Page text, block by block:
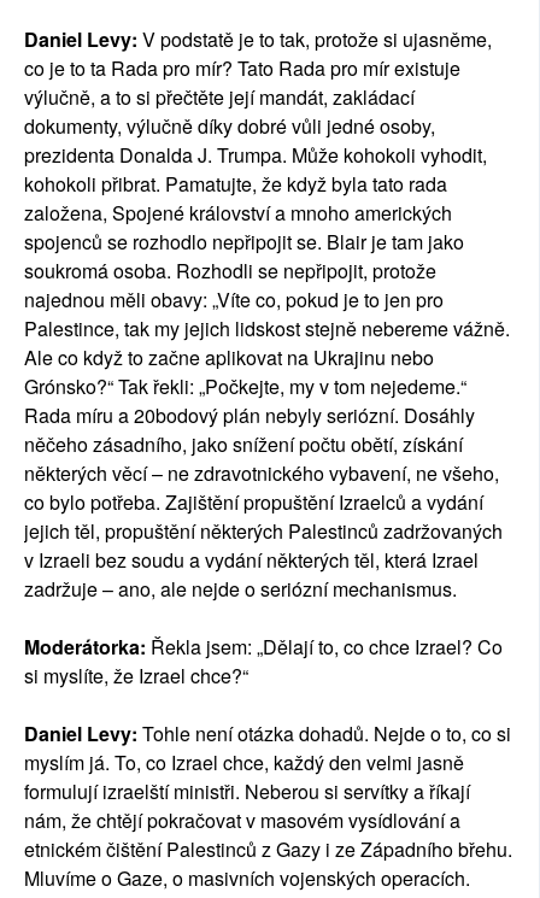
Daniel Levy: V podstatě je to tak, protože si ujasněme,
co je to ta Rada pro mír? Tato Rada pro mír existuje
výlučně, a to si přečtěte její mandát, zakládací
dokumenty, výlučně díky dobré vůli jedné osoby,
prezidenta Donalda J. Trumpa. Může kohokoli vyhodit,
kohokoli přibrat. Pamatujte, že když byla tato rada
založena, Spojené království a mnoho amerických
spojenců se rozhodlo nepřipojit se. Blair je tam jako
soukromá osoba. Rozhodli se nepřipojit, protože
najednou měli obavy: „Víte co, pokud je to jen pro
Palestince, tak my jejich lidskost stejně nebereme vážně.
Ale co když to začne aplikovat na Ukrajinu nebo
Grónsko?“ Tak řekli: „Počkejte, my v tom nejedeme.“
Rada míru a 20bodový plán nebyly seriózní. Dosáhly
něčeho zásadního, jako snížení počtu obětí, získání
některých věcí – ne zdravotnického vybavení, ne všeho,
co bylo potřeba. Zajištění propuštění Izraelců a vydání
jejich těl, propuštění některých Palestinců zadržovaných
v Izraeli bez soudu a vydání některých těl, která Izrael
zadržuje – ano, ale nejde o seriózní mechanismus.
Moderátorka: Řekla jsem: „Dělají to, co chce Izrael? Co
si myslíte, že Izrael chce?“
Daniel Levy: Tohle není otázka dohadů. Nejde o to, co si
myslím já. To, co Izrael chce, každý den velmi jasně
formulují izraelští ministři. Neberou si servítky a říkají
nám, že chtějí pokračovat v masovém vysídlování a
etnickém čištění Palestinců z Gazy i ze Západního břehu.
Mluvíme o Gaze, o masivních vojenských operacích.